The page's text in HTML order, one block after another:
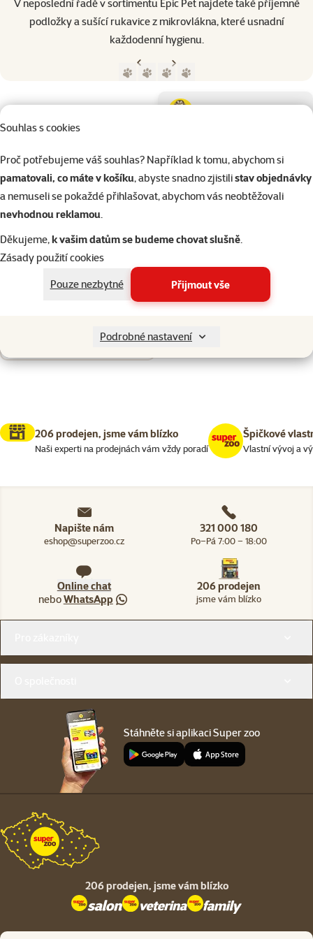
Souhlas s cookies
Proč potřebujeme váš souhlas? Například k tomu, abychom si
pamatovali, co máte v košíku, abyste snadno zjistilistav objednávky
a nemuseli se pokaždé přihlašovat, abychom vás neobtěžovali
nevhodnou reklamou.
Děkujeme,k vašim datům se budeme chovat slušně.
Zásady použití cookies
Pouze nezbytné
Přijmout vše
Podrobné nastavení
V neposlední řadě v sortimentu Epic Pet najdete také příjemné
podložky a sušící rukavice z mikrovlákna, které usnadní
každodenní hygienu.
Předchozí stranaNásledující strana
Podkategorie
Kočky
Drobní savci
Ptáci
Filtrovat
Kočky > Škrabadla a
206 prodejen, jsme vám blízko
Naši experti na prodejnách vám vždy poradí
Špičkové
Vlastní vývoj a
Napište nám
eshop@superzoo.cz
321 000 180
Po–Pá 7:00 – 18:00
Online chat
neboWhatsApp
206 prodejen
jsme vám blízko
Stáhněte si aplikaci Super zoo
206 prodejen, jsme vám blízko